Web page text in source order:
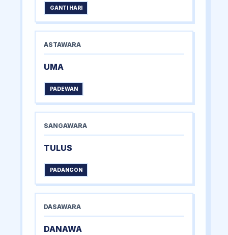
GANTI HARI
ASTAWARA
UMA
PADEWAN
SANGAWARA
TULUS
PADANGON
DASAWARA
DANAWA